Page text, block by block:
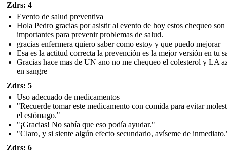
Zdrs: 4
Evento de salud preventiva
Hola Pedro gracias por asistir al evento de hoy estos chequeo son
importantes para prevenir problemas de salud.
gracias enfermera quiero saber como estoy y que puedo mejorar
Esa es la actitud correcta la prevención es la mejor versión en tu
Gracias hace mas de UN ano no me chequeo el colesterol y LA
en sangre
Zdrs: 5
Uso adecuado de medicamentos
"Recuerde tomar este medicamento con comida para evitar
el estómago."
"¡Gracias! No sabía que eso podía ayudar."
"Claro, y si siente algún efecto secundario, avíseme de
Zdrs: 6